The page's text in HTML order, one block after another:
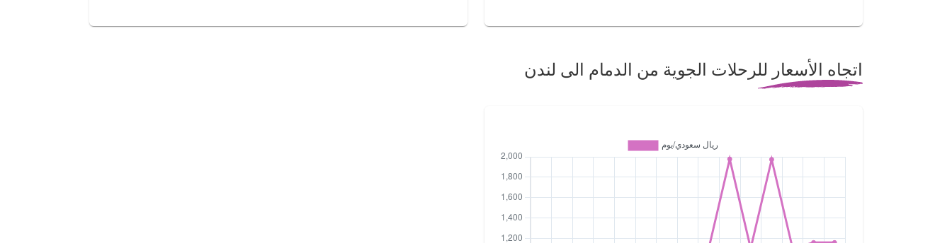
اتجاه الأسعار للرحلات الجوية من الدمام الى لندن